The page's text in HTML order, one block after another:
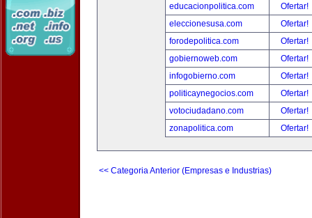
educacionpolitica.com
Ofertar!
eleccionesusa.com
Ofertar!
forodepolitica.com
Ofertar!
gobiernoweb.com
Ofertar!
infogobierno.com
Ofertar!
politicaynegocios.com
Ofertar!
votociudadano.com
Ofertar!
zonapolitica.com
Ofertar!
<< Categoria Anterior (Empresas e Industrias)